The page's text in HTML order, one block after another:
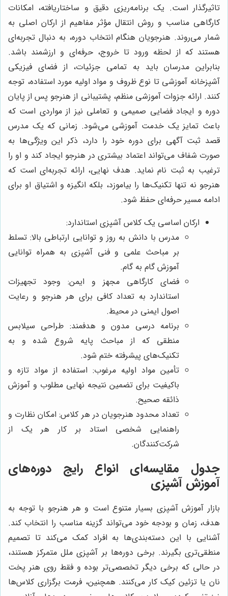
تاثیرگذار است. یک برنامه‌ریزی دقیق و ساختاریافته، امکانات
کارگاهی مناسب و روش انتقال مؤثر مفاهیم از ارکان اصلی به
شمار می‌روند. هنرجویان هنگام انتخاب دوره، به دنبال تجربه‌ای
هستند که از لحظه ورود تا خروج، حرفه‌ای و ارزشمند باشد.
بنابراین مدرسان باید به تمامی جزئیات، از فضای فیزیکی
آشپزخانه آموزشی تا نوع ظروف و مواد اولیه مورد استفاده، توجه
کنند. ارائه جزوات آموزشی منظم، پشتیبانی از هنرجو پس از پایان
دوره و ایجاد فضایی صمیمی و تعاملی نیز از مواردی است که
باعث تمایز یک خدمت آموزشی می‌شود. زمانی که یک مدرس
قصد ثبت آگهی برای دوره خود را دارد، ذکر این ویژگی‌ها به
صورت شفاف می‌تواند اعتماد بیشتری در هنرجو ایجاد کند و او را
ترغیب به ثبت نام نماید. هدف نهایی، ارائه تجربه‌ای است که
هنرجو نه تنها تکنیک‌ها را بیاموزد، بلکه انگیزه و اشتیاق او برای
ادامه مسیر حرفه‌ای حفظ شود.
ارکان اساسی یک کلاس آشپزی استاندارد:
مدرس با دانش به روز و توانایی ارتباطی بالا: تسلط
بر مباحث علمی و فنی آشپزی به همراه توانایی
آموزش گام به گام.
فضای کارگاهی مجهز و ایمن: وجود تجهیزات
استاندارد به تعداد کافی برای هر هنرجو و رعایت
اصول ایمنی در محیط.
برنامه درسی مدون و هدفمند: طراحی سیلابس
منطقی که از مباحث پایه شروع شده و به
تکنیک‌های پیشرفته ختم شود.
تأمین مواد اولیه مرغوب: استفاده از مواد تازه و
باکیفیت برای تضمین نتیجه نهایی مطلوب و آموزش
ذائقه صحیح.
تعداد محدود هنرجویان در هر کلاس: امکان نظارت و
راهنمایی شخصی استاد بر کار هر یک از
شرکت‌کنندگان.
جدول مقایسه‌ای انواع رایج دوره‌های
آموزش آشپزی
بازار آموزش آشپزی بسیار متنوع است و هر هنرجو با توجه به
هدف، زمان و بودجه خود می‌تواند گزینه مناسب را انتخاب کند.
آشنایی با این دسته‌بندی‌ها به افراد کمک می‌کند تا تصمیم
منطقی‌تری بگیرند. برخی دوره‌ها بر آشپزی ملل متمرکز هستند،
در حالی که برخی دیگر تخصصی‌تر بوده و فقط روی هنر پخت
نان یا تزئین کیک کار می‌کنند. همچنین، فرمت برگزاری کلاس‌ها